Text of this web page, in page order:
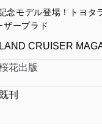
念モデル登場！トヨタ
ザープラド
LAND CRUISER
花出版
既刊